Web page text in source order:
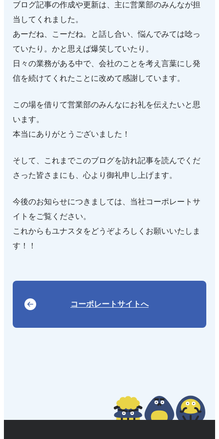
ブログ記事の作成や更新は、主に営業部のみんなが担
当してくれました。
あーだね、こーだね。と話し合い、悩んでみては唸っ
ていたり。かと思えば爆笑していたり。
日々の業務がある中で、会社のことを考え言葉にし発
信を続けてくれたことに改めて感謝しています。
この場を借りて営業部のみんなにお礼を伝えたいと思
います。
本当にありがとうございました！
そして、これまでこのブログを訪れ記事を読んでくだ
さった皆さまにも、心より御礼申し上げます。
今後のお知らせにつきましては、当社コーポレートサ
イトをご覧ください。
これからもユナスタをどうぞよろしくお願いいたしま
す！！
コーポレートサイトへ